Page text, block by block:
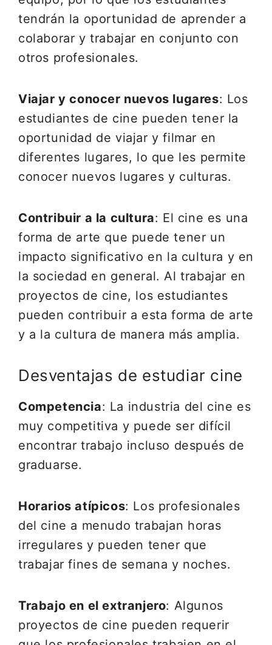
tendrán la oportunidad de aprender a
colaborar y trabajar en conjunto con
otros profesionales.
Viajar y conocer nuevos lugares: Los
estudiantes de cine pueden tener la
oportunidad de viajar y filmar en
diferentes lugares, lo que les permite
conocer nuevos lugares y culturas.
Contribuir a la cultura: El cine es una
forma de arte que puede tener un
impacto significativo en la cultura y en
la sociedad en general. Al trabajar en
proyectos de cine, los estudiantes
pueden contribuir a esta forma de arte
y a la cultura de manera más amplia.
Desventajas de estudiar cine
Competencia: La industria del cine es
muy competitiva y puede ser difícil
encontrar trabajo incluso después de
graduarse.
Horarios atípicos: Los profesionales
del cine a menudo trabajan horas
irregulares y pueden tener que
trabajar fines de semana y noches.
Trabajo en el extranjero: Algunos
proyectos de cine pueden requerir